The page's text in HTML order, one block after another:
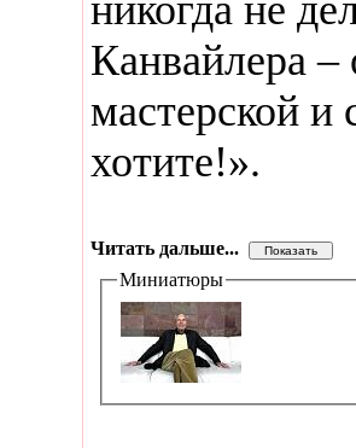
Канвайлера –
мастерской и
хотите!».
Читать дальше...
Миниатюры